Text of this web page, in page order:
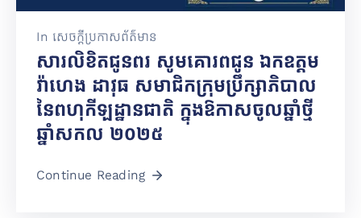
In សេចក្តីប្រកាសព័ត៌មាន
សារលិខិតជូនពរ សូមគោរពជូន ឯកឧត្តម
វ៉ាហេង ដាវុធ សមាជិកក្រុមប្រឹក្សាភិបាល
នៃពហុកីឡដ្ឋានជាតិ ក្នុងឱកាសចូលឆ្នាំថ្មី
ឆ្នាំសកល ២០២៥
Continue Reading